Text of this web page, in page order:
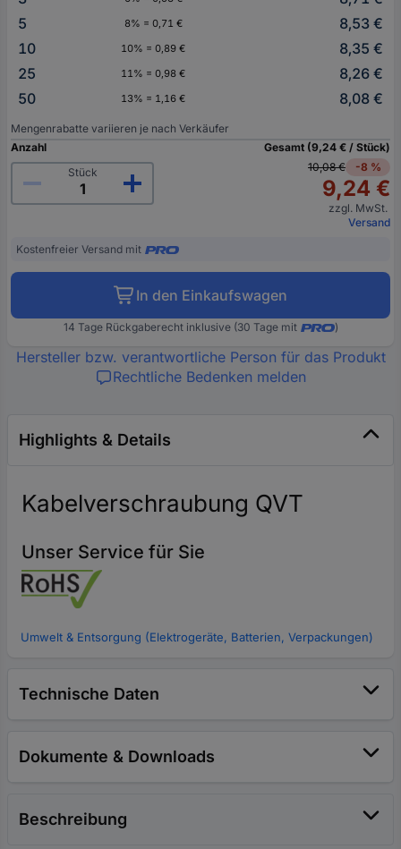
5
8% = 0,71 €
8,53 €
10
10% = 0,89 €
8,35 €
25
11% = 0,98 €
8,26 €
50
13% = 1,16 € 8,08 €
Mengenrabatte variieren je nach Verkäufer
Anzahl
Stück
Gesamt (9,24 € / Stück)
10,08 €
-8 %
9,24 €
zzgl. MwSt.
Versand
Kostenfreier Versand mit
In den Einkaufswagen
14 Tage Rückgaberecht inklusive (30 Tage mit )
Hersteller bzw. verantwortliche Person für das Produkt
Rechtliche Bedenken melden
Highlights & Details
Kabelverschraubung QVT
Unser Service für Sie
Umwelt & Entsorgung (Elektrogeräte, Batterien, Verpackungen)
Technische Daten
Dokumente & Downloads
Beschreibung